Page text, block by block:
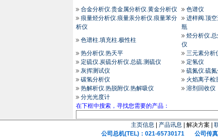
合金分析仪.贵金属分析仪.黄金分析仪
色谱仪
痕量烃分析仪.痕量汞分析仪.痕量苯分
析仪
进样阀.顶
瓶
色谱柱.填充柱.极性柱
烃分析仪.
仪
热分析仪.热天平
三元素分析
定硫仪.炭硫分析仪.总硫.测硫仪
定氢仪
灰挥测试仪
硫氮仪.硫
碳氢分析仪
火焰离子检
热解析仪.热脱附仪.热解吸仪
溶剂回收仪
分光光度计
在下框中搜索，寻找您需要的产品：
主页信息 产品讯息 | 解决方案 |
公司总机(TEL)：021-65730171 公司传真